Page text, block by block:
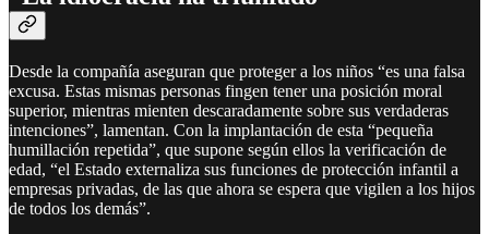
Desde la compañía aseguran que proteger a los niños “es una falsa
excusa. Estas mismas personas fingen tener una posición moral
superior, mientras mienten descaradamente sobre sus verdaderas
intenciones”, lamentan. Con la implantación de esta “pequeña
humillación repetida”, que supone según ellos la verificación de
edad, “el Estado externaliza sus funciones de protección infantil a
empresas privadas, de las que ahora se espera que vigilen a los hijos
de todos los demás”.